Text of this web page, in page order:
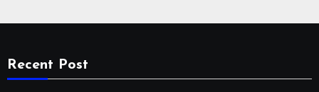
Recent Post